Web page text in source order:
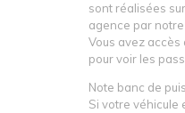
sont réalisées
agence par
Vous avez accès
pour voir les
Note banc de
Si votre véhicule